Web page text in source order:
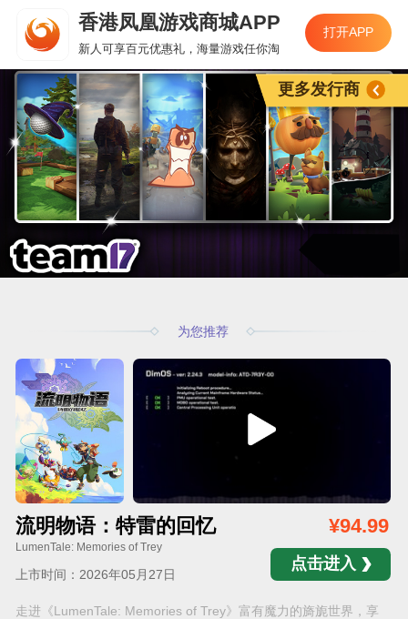
香港凤凰游戏商城APP
新人可享百元优惠礼，海量游戏任你淘
打开APP
为您推荐
流明物语：特雷的回忆
LumenTale: Memories of Trey
上市时间：2026年05月27日
¥94.99
点击进入
走进《LumenTale: Memories of Trey》富有魔力的旖旎世界，享
更多发行商